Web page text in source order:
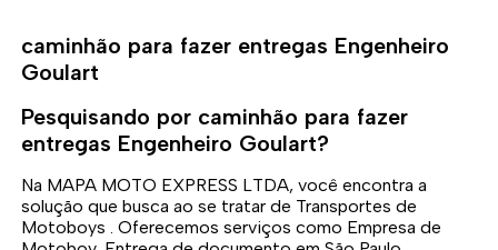
caminhão para fazer entregas Engenheiro
Goulart
Pesquisando por caminhão para fazer
entregas Engenheiro Goulart?
Na MAPA MOTO EXPRESS LTDA, você encontra a
solução que busca ao se tratar de Transportes de
Motoboys . Oferecemos serviços como Empresa de